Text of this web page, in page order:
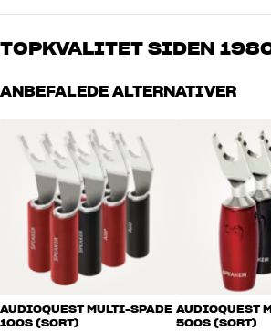
Vores medarbejdere er ægte entusiaster, som
os, hvad du drømmer om – så finder vi den
TOPKVALITET SIDEN
håndplukket kvalitet, der er bygget til at holde i
ANBEFALEDE ALTERNATIVER
AUDIOQUEST MULTI-SPADE
100S (SORT)
AUDIOQUEST
500S (SORT)